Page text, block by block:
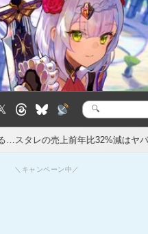
検
比32%減はヤバすぎだ1日前【原神
＼キャンペーン中／